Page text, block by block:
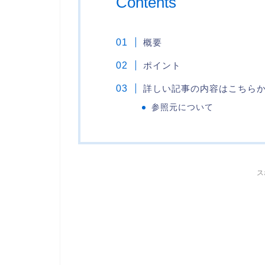
概要
ポイント
詳しい記事の内容はこちら
参照元について